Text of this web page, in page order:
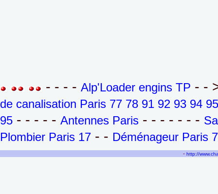
- - - - Alp'Loader engins TP - -
de canalisation Paris 77 78 91 92 93 94 95
95 - - - - - Antennes Paris - - - - - - -
Plombier Paris 17 - - Déménageur Paris
-http://